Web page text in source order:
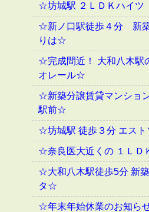
☆坊城駅 ２ＬＤＫハイツ
☆新ノ口駅徒歩４分 新
りは☆
☆完成間近！ 大和八木駅
オレール☆
☆新築分譲賃貸マンショ
駅前☆
☆坊城駅 徒歩３分 エス
☆奈良医大近くの １ＬＤ
☆大和八木駅徒歩5分 新
タ☆
☆年末年始休業のお知ら